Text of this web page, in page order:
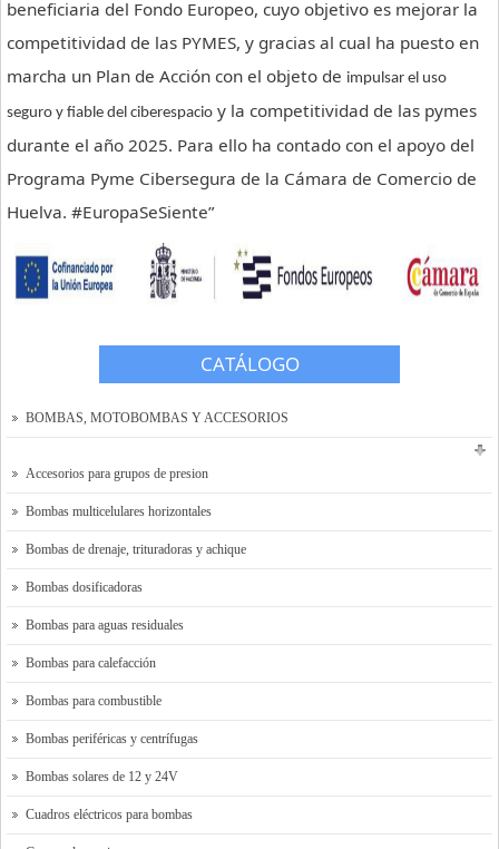
Contacto y localización
beneficiaria del Fondo Europeo, cuyo objetivo es mejorar la
competitividad de las PYMES, y gracias al cual ha puesto en
marcha un Plan de Acción con el objeto de impulsar el uso
seguro y fiable del ciberespacio y la competitividad de las pymes
durante el año 2025. Para ello ha contado con el apoyo del
Programa Pyme Cibersegura de la Cámara de Comercio de
Huelva. #EuropaSeSiente”
CATÁLOGO
BOMBAS, MOTOBOMBAS Y ACCESORIOS
Accesorios para grupos de presion
Bombas multicelulares horizontales
Bombas de drenaje, trituradoras y achique
Bombas dosificadoras
Bombas para aguas residuales
Bombas para calefacción
Bombas para combustible
Bombas periféricas y centrífugas
Bombas solares de 12 y 24V
Cuadros eléctricos para bombas